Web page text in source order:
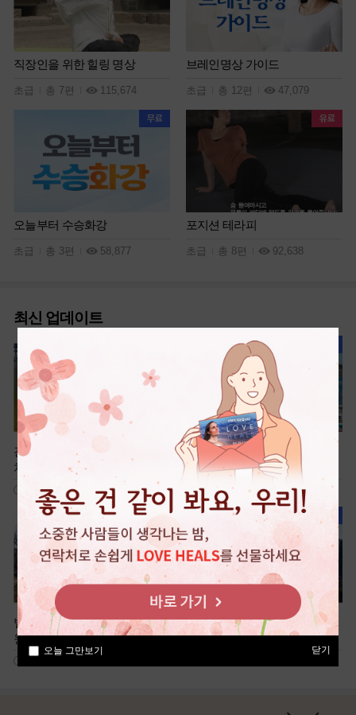
오늘 그만보기 닫기
직장인을 위한 힐링 명상
초급 총 7편 115,674
브레인명상 가이드
초급 총 12편 47,079
오늘부터 수승화강
초급 총 3편 58,877
포지션 테라피
초급 총 8편 92,638
최신 업데이트
광명 가득 햇살을 머금은 휴식
처, 광명새빛공원
601
국내 최대 해상 케이블카, 전곡
항
945
빌딩 숲 속 전통정원, 미추홀공
원
여유로운 신도시 산책, 청계중
앙공원